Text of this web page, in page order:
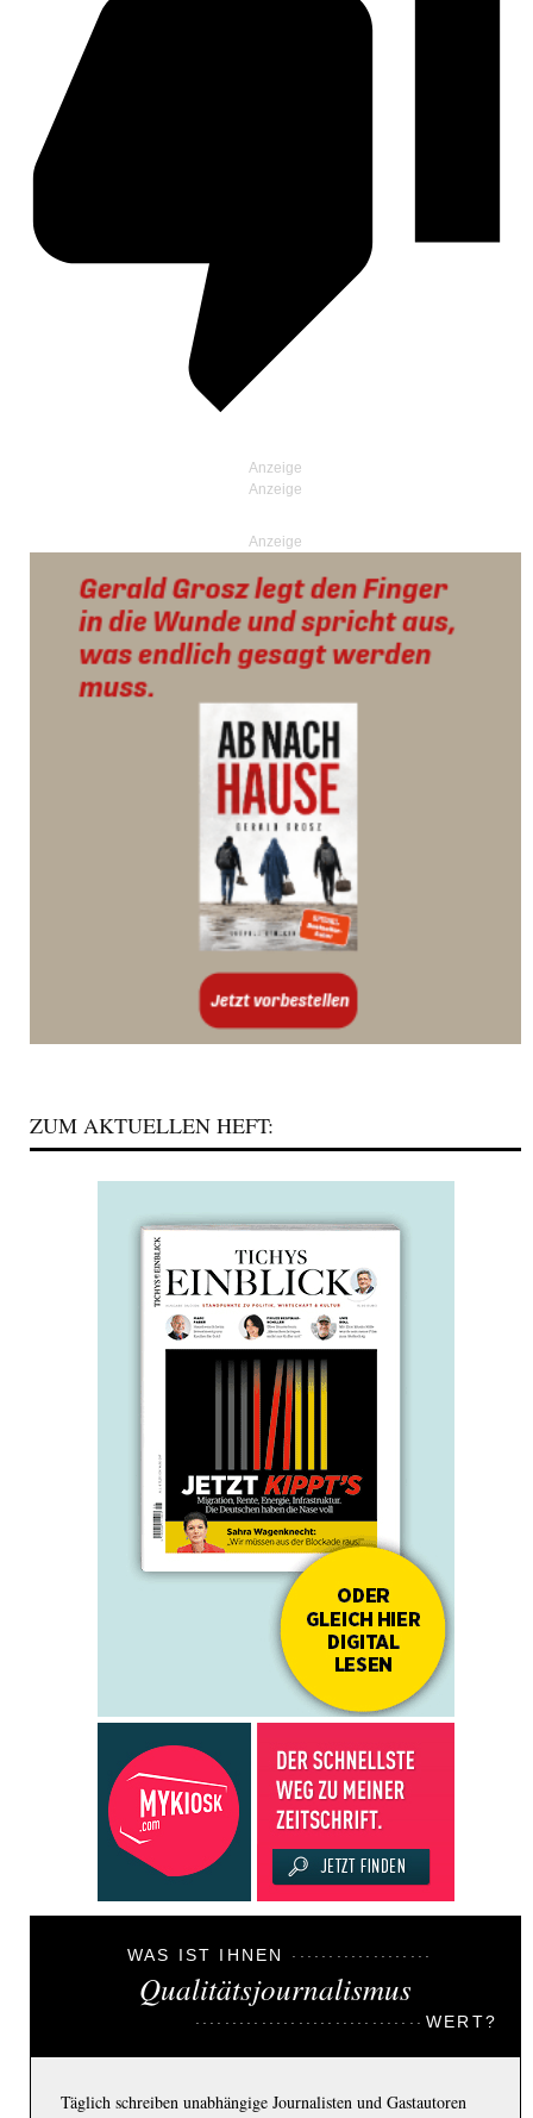
Anzeige
ZUM AKTUELLEN HEFT:
WAS IST IHNEN
Qualitätsjournalismus
WERT?
Täglich schreiben unabhängige Journalisten und Gastautoren